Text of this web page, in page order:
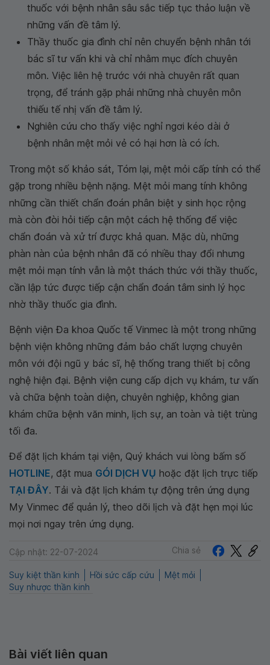
thuốc với bệnh nhân sâu sắc tiếp tục thảo luận về
những vấn đề tâm lý.
Thầy thuốc gia đình chỉ nên chuyển bệnh nhân tới
bác sĩ tư vấn khi và chỉ nhằm mục đích chuyên
môn. Việc liên hệ trước với nhà chuyên rất quan
trọng, để tránh gặp phải những nhà chuyên môn
thiếu tế nhị vấn đề tâm lý.
Nghiên cứu cho thấy việc nghỉ ngơi kéo dài ở
bệnh nhân mệt mỏi vẻ có hại hơn là có ích.
Trong một số khảo sát, Tóm lại, mệt mỏi cấp tính có thể
gặp trong nhiều bệnh nặng. Mệt mỏi mang tính không
những cần thiết chẩn đoán phân biệt y sinh học rộng
mà còn đòi hỏi tiếp cận một cách hệ thống để việc
chẩn đoán và xử trí được khả quan. Mặc dù, những
phàn nàn của bệnh nhân đã có nhiều thay đổi nhưng
mệt mỏi mạn tính vẫn là một thách thức với thầy thuốc,
cần lập tức được tiếp cận chẩn đoán tâm sinh lý học
nhờ thầy thuốc gia đình.
Bệnh viện Đa khoa Quốc tế Vinmec là một trong những
bệnh viện không những đảm bảo chất lượng chuyên
môn với đội ngũ y bác sĩ, hệ thống trang thiết bị công
nghệ hiện đại. Bệnh viện cung cấp dịch vụ khám, tư vấn
và chữa bệnh toàn diện, chuyên nghiệp, không gian
khám chữa bệnh văn minh, lịch sự, an toàn và tiệt trùng
tối đa.
Để đặt lịch khám tại viện, Quý khách vui lòng bấm số
HOTLINE, đặt mua GÓI DỊCH VỤ hoặc đặt lịch trực tiếp
TẠI ĐÂY. Tải và đặt lịch khám tự động trên ứng dụng
My Vinmec để quản lý, theo dõi lịch và đặt hẹn mọi lúc
mọi nơi ngay trên ứng dụng.
Cập nhật: 22-07-2024 Chia sẻ
Suy kiệt thần kinh Hồi sức cấp cứu
Mệt mỏi
Suy nhược thần kinh
Bài viết liên quan